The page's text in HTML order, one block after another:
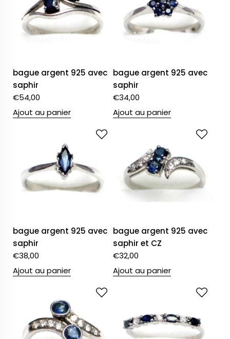
bague argent 925 avec
saphir
€54,00
Ajout au panier
bague argent 925 avec
saphir
€34,00
Ajout au panier
bague argent 925 avec
saphir
€38,00
Ajout au panier
bague argent 925 avec
saphir et CZ
€32,00
Ajout au panier